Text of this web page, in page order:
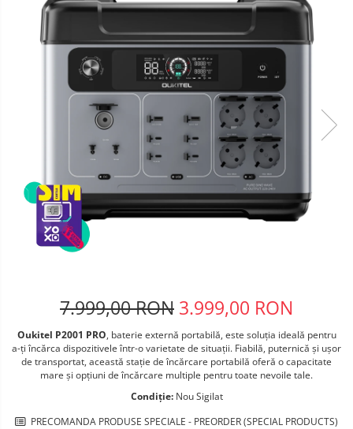
Telefoane mobile Ulefone
Telefoane mobile Unihertz
Telefoane mobile Cubot
Telefoane mobile Blackview
Telefoane mobile OSCAL
Telefoane mobile Fossibot
Telefoane mobile Lagenio
Telefoane mobile Samsung
Telefoane mobile iSEN
Telefoane mobile F150
Telefoane mobile HUAWEI
Telefoane mobile iHunt
Telefoane mobile AGM
Telefoane mobile Realme
Telefoane mobile ZTE Nubia
Telefoane mobile ALTE BRANDURI
7.999,00 RON 3.999,00 RON
Oukitel P2001 PRO, baterie externă portabilă, este soluția ideală pentru
a-ți încărca dispozitivele într-o varietate de situații. Fiabilă, puternică și ușor
de transportat, această stație de încărcare portabilă oferă o capacitate
mare și opțiuni de încărcare multiple pentru toate nevoile tale.
Condiție: Nou Sigilat
PRECOMANDA PRODUSE SPECIALE - PREORDER (SPECIAL PRODUCTS)